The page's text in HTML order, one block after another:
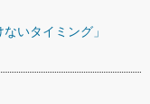
いタイミング」